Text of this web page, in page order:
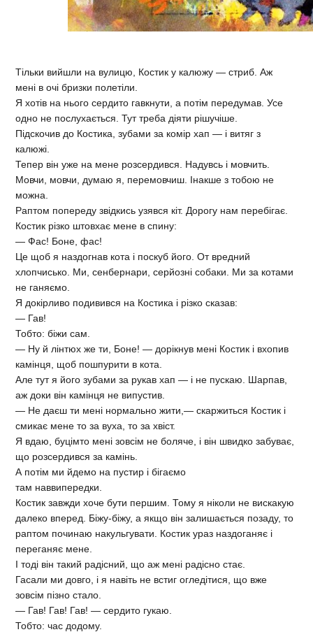
Тільки вийшли на вулицю, Костик у калюжу — стриб. Аж
мені в очі бризки полетіли.
Я хотів на нього сердито гавкнути, а потім передумав. Усе
одно не послухається. Тут треба діяти рішучіше.
Підскочив до Костика, зубами за комір хап — і витяг з
калюжі.
Тепер він уже на мене розсердився. Надувсь і мовчить.
Мовчи, мовчи, думаю я, перемовчиш. Інакше з тобою не
можна.
Раптом попереду звідкись узявся кіт. Дорогу нам перебігає.
Костик різко штовхає мене в спину:
— Фас! Боне, фас!
Це щоб я наздогнав кота і поскуб його. От вредний
хлопчисько. Ми, сенбернари, серйозні собаки. Ми за котами
не ганяємо.
Я докірливо подивився на Костика і різко сказав:
— Гав!
Тобто: біжи сам.
— Ну й лінтюх же ти, Боне! — дорікнув мені Костик і вхопив
камінця, щоб пошпурити в кота.
Але тут я його зубами за рукав хап — і не пускаю. Шарпав,
аж доки він камінця не випустив.
— Не даєш ти мені нормально жити,— скаржиться Костик і
смикає мене то за вуха, то за хвіст.
Я вдаю, буцімто мені зовсім не боляче, і він швидко забуває,
що розсердився за камінь.
А потім ми йдемо на пустир і бігаємо
там наввипередки.
Костик завжди хоче бути першим. Тому я ніколи не вискакую
далеко вперед. Біжу-біжу, а якщо він залишається позаду, то
раптом починаю накульгувати. Костик ураз наздоганяє і
переганяє мене.
І тоді він такий радісний, що аж мені радісно стає.
Гасали ми довго, і я навіть не встиг огледітися, що вже
зовсім пізно стало.
— Гав! Гав! Гав! — сердито гукаю.
Тобто: час додому.